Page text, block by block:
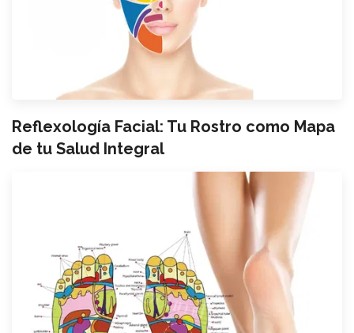
Reflexología Facial: Tu Rostro como Mapa
de tu Salud Integral